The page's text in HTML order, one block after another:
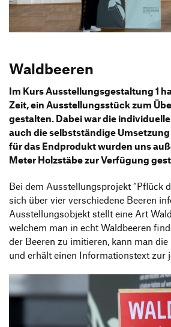
Transfer und Kooperation
Produktgestaltung B.A.
Strategische Gestaltung M.A.
Waldbeeren
Im Kurs Ausstellungsgestaltung 1
Zeit, ein Ausstellungsstück zum
gestalten. Dabei war die
auch die selbstständige Umsetzung
für das Endprodukt wurden uns
Meter Holzstäbe zur Verfügung
Bei dem Ausstellungsprojekt “Pflück
sich über vier verschiedene Beeren
Ausstellungsobjekt stellt eine Art
welchem man in echt Waldbeeren
der Beeren zu imitieren, kann man die
und erhält einen Informationstext zur